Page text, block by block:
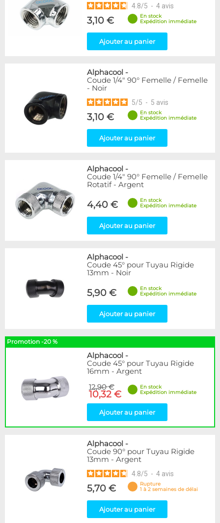
4.8/5 - 4 avis
3,10 €
En stock
Expédition immédiate
Ajouter au panier
Alphacool -
Coude 1/4" 90° Femelle / Femelle
- Noir
5/5 - 5 avis
3,10 €
En stock
Expédition immédiate
Ajouter au panier
Alphacool -
Coude 1/4" 90° Femelle / Femelle
Rotatif - Argent
4,40 €
En stock
Expédition immédiate
Ajouter au panier
Alphacool -
Coude 45° pour Tuyau Rigide
13mm - Noir
5,90 €
En stock
Expédition immédiate
Ajouter au panier
Promotion -20 %
Alphacool -
Coude 45° pour Tuyau Rigide
16mm - Argent
12,90 €
10,32 €
En stock
Expédition immédiate
Ajouter au panier
Alphacool -
Coude 90° pour Tuyau Rigide
13mm - Argent
4.8/5 - 4 avis
5,70 €
Rupture
1 à 2 semaines de délai
Ajouter au panier